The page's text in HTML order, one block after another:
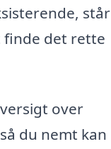
står
finde det rette
over
du nemt kan